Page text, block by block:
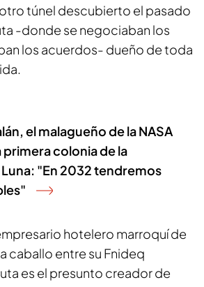
túnel descubierto el pasado
-donde se negociaban los
los acuerdos- dueño de toda
el malagueño de la NASA
colonia de la
"En 2032 tendremos
hotelero marroquí de
caballo entre su Fnideq
es el presunto creador de